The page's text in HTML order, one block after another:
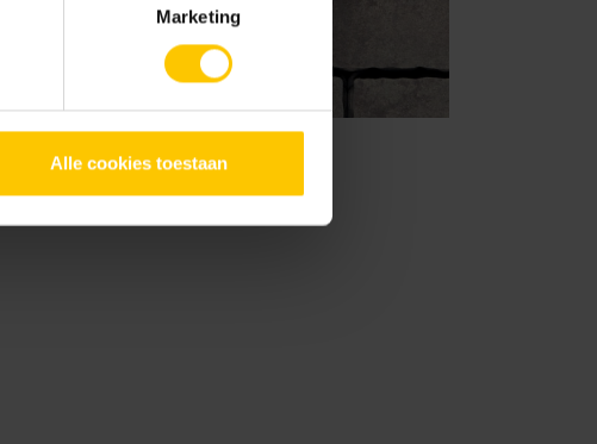
Marketing
Alle cookies toestaan